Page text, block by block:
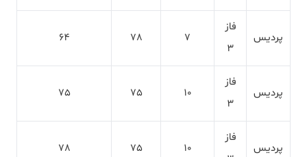
پردیس
فاز
3
7
78
64
پردیس
فاز
3
10
75
75
پردیس
فاز
10
75
78